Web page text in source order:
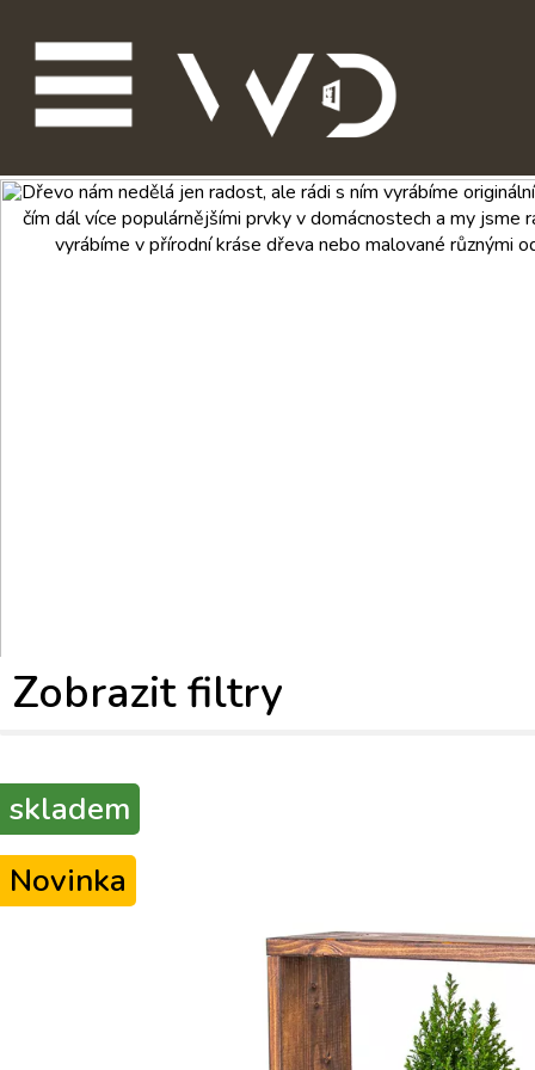
Dřevo nám nedělá jen radost, ale rádi s ním vyrábíme
čím dál více populárnějšími prvky v domácnostech a my
vyrábíme v přírodní kráse dřeva nebo malované různými
Zobrazit filtry
Novinka
skladem